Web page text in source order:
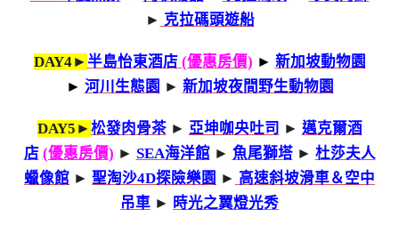
► 克拉碼頭遊船
DAY4► 半島怡東酒店(優惠房價) ► 新加坡動物園
► 河川生態園 ► 新加坡夜間野生動物園
DAY5► 松發肉骨茶► 亞坤咖央吐司 ► 邁克爾酒
店 (優惠房價) ► SEA海洋館► 魚尾獅塔► 杜莎夫人
蠟像館 ► 聖淘沙4D探險樂園 ► 高速斜坡滑車＆空中
吊車 ► 時光之翼燈光秀